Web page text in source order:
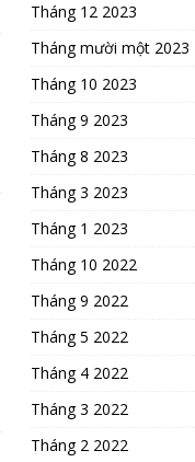
Tháng 12 2023
Tháng mười một 2023
Tháng 10 2023
Tháng 9 2023
Tháng 8 2023
Tháng 3 2023
Tháng 1 2023
Tháng 10 2022
Tháng 9 2022
Tháng 5 2022
Tháng 4 2022
Tháng 3 2022
Tháng 2 2022